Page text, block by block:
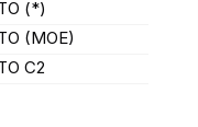
(*)
(MOE)
C2